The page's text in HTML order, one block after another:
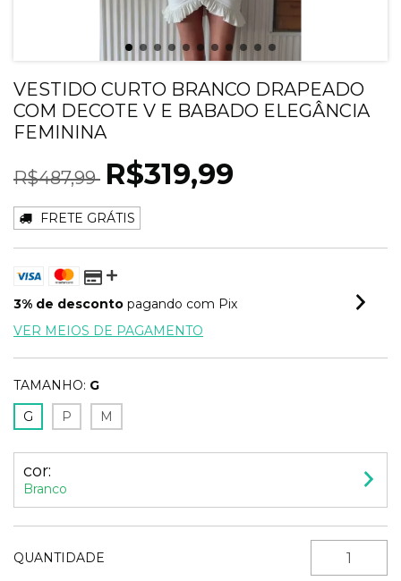
VESTIDO CURTO BRANCO DRAPEADO
COM DECOTE V E BABADO ELEGÂNCIA
FEMININA
R$487,99 R$319,99
FRETE GRÁTIS
3% de desconto pagando com Pix
VER MEIOS DE PAGAMENTO
TAMANHO: G
G
P M
cor:
Branco
QUANTIDADE